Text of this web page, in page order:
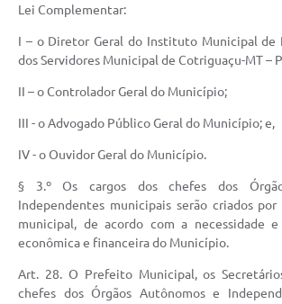
Lei Complementar:
I – o Diretor Geral do Instituto Municipal de
dos Servidores Municipal de Cotriguaçu-MT –
II – o Controlador Geral do Município;
III - o Advogado Público Geral do Município; e,
IV - o Ouvidor Geral do Município.
§ 3.º Os cargos dos chefes dos
Independentes municipais serão criados
municipal, de acordo com a necessidade
econômica e financeira do Município.
Art. 28. O Prefeito Municipal, os
chefes dos Órgãos Autônomos e